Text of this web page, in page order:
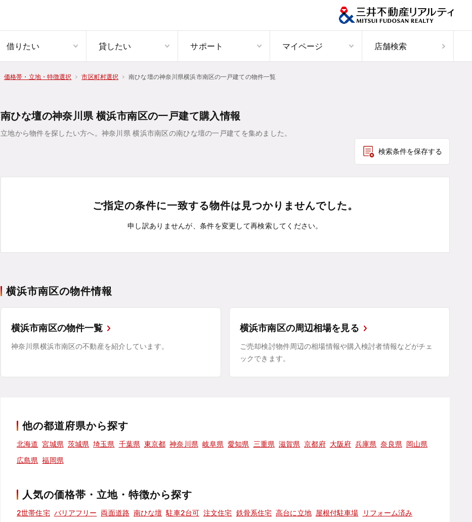
借りたい 貸したい サポート マイページ 店舗検索
価格帯・立地・特徴選択 市区町村選択 南ひな壇の神奈川県横浜市南区の一戸建ての物件一覧
南ひな壇の神奈川県 横浜市南区の一戸建て購入情報
立地から物件を探したい方へ。神奈川県 横浜市南区の南ひな壇の一戸建てを集めました。
検索条件を保存する
ご指定の条件に一致する物件は見つかりませんでした。
申し訳ありませんが、条件を変更して再検索してください。
横浜市南区の物件情報
横浜市南区の物件一覧
神奈川県横浜市南区の不動産を紹介しています。
横浜市南区の周辺相場を見る
ご売却検討物件周辺の相場情報や購入検討者情報などがチェ
ックできます。
他の都道府県から探す
北海道 宮城県 茨城県 埼玉県 千葉県 東京都 神奈川県 岐阜県 愛知県 三重県 滋賀県 京都府 大阪府 兵庫県 奈良県 岡山県
広島県 福岡県
人気の価格帯・立地・特徴から探す
2世帯住宅 バリアフリー 両面道路 南ひな壇 駐車2台可 注文住宅 鉄骨系住宅 高台に立地 屋根付駐車場 リフォーム済み